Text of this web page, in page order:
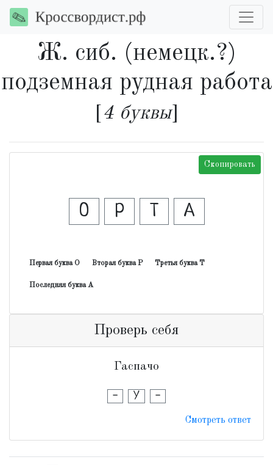
Ж. сиб. (немецк.?)
подземная рудная работа
4 буквы]
Скопировать
О Р Т А
Первая буква О Вторая буква Р Третья буква Т
Последняя буква А
Проверь себя
Гаспачо
- У -
Смотреть ответ